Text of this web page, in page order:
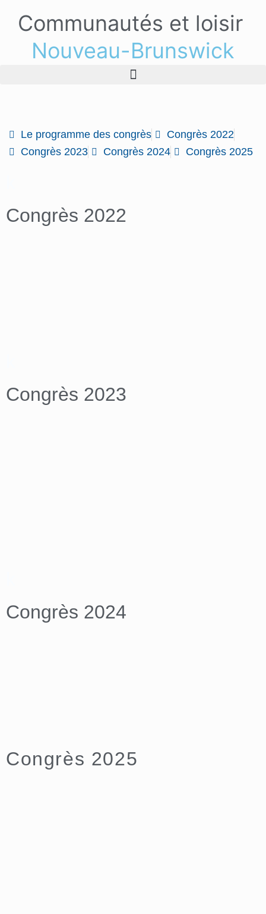
Communautés et loisir
Nouveau-Brunswick
Le programme des congrès
Congrès 2022
Congrès 2023
Congrès 2024 Congrès 2025
Congrès 2022
Congrès 2023
Congrès 2024
Congrès 2025